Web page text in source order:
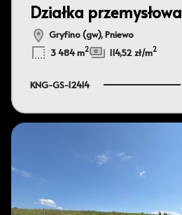
Działka przemysłowa
Gryfino (gw), Pniewo
3 484 m2 114,52 zł/m2
KNG-GS-12414